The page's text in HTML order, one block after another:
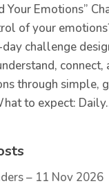
Your Emotions”
of your
challenge
connect,
through simple,
to expect:
– 11 Nov 2026